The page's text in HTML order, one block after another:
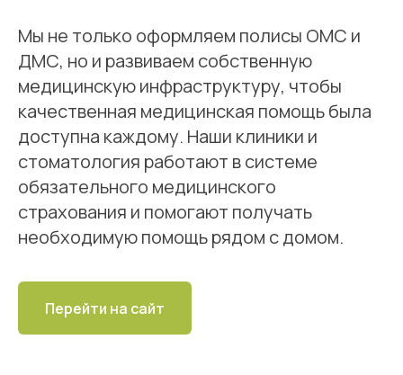
Мы не только оформляем полисы ОМС и
ДМС, но и развиваем собственную
медицинскую инфраструктуру, чтобы
качественная медицинская помощь была
доступна каждому. Наши клиники и
стоматология работают в системе
обязательного медицинского
страхования и помогают получать
необходимую помощь рядом с домом.
Перейти на сайт